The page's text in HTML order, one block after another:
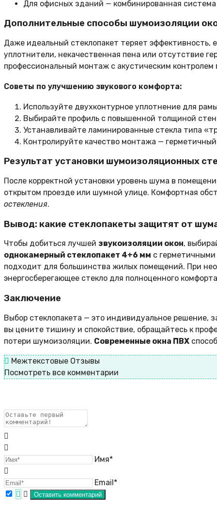
Для офисных зданий — комбинированная
Дополнительные способы шумоизоляции
Даже идеальный стеклопакет теряет эффективность,
уплотнители, некачественная пена или отсутствие
профессиональный монтаж с акустическим
Советы по улучшению звукового комфорта:
Используйте двухконтурное уплотнение для
Выбирайте профиль с повышенной толщиной
Устанавливайте ламинированные стекла типа
Контролируйте качество монтажа —
Результат установки шумоизоляционных
После корректной установки уровень шума в
открытом проезде или шумной улице. Комфортная
остекления.
Вывод: какие стеклопакеты защитят от
Чтобы добиться лучшей звукоизоляции окон,
однокамерный стеклопакет 4+6 мм с
подходит для большинства жилых помещений. При
энергосберегающее стекло для полноценного
Заключение
Выбор стеклопакета — это индивидуальное решение,
вы цените тишину и спокойствие, обращайтесь к
потери шумоизоляции. Современные окна ПВХ
Межтекстовые Отзывы
Посмотреть все комментарии
Имя*
Email*